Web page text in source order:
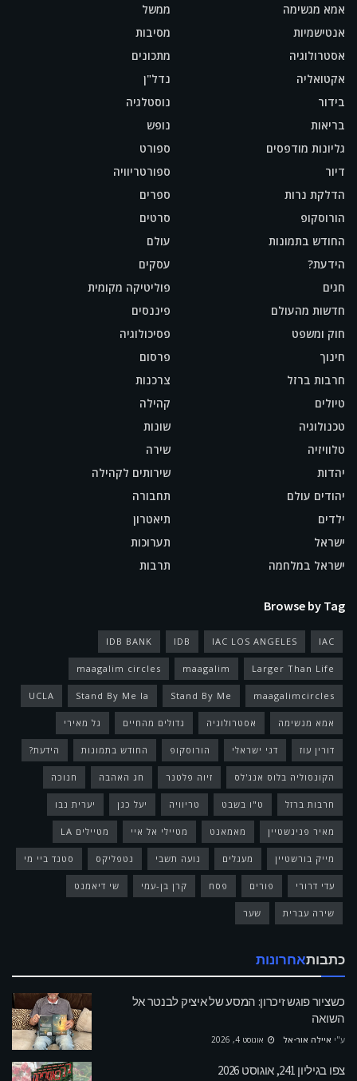
אמא מגשימה
אנטישמיות
אסטרולוגיה
אקטואליה
בידור
בריאות
גליונות מודפסים
דיור
הדלקת נרות
הורוסקופ
החודש בתמונות
הידעת?
חגים
חדשות מהעולם
חוק ומשפט
חינוך
חרבות ברזל
טיולים
טכנולוגיה
טלוויזיה
יהדות
יהודים עולם
ילדים
ישראל
ישראל במלחמה
ממשל
מסיבות
מתכונים
נדל"ן
נוסטלגיה
נופש
ספורט
ספורטריוויה
ספרים
סרטים
עולם
עסקים
פוליטיקה מקומית
פיננסים
פסיכולוגיה
פרסום
צרכנות
קהילה
שונות
שירה
שירותים לקהילה
תחבורה
תיאטרון
תערוכות
תרבות
Browse by Tag
IAC
IAC LOS ANGELES
IDB
IDB BANK
Larger Than Life
maagalim
maagalim circles
maagalimcircles
Stand By Me
Stand By Me la
UCLA
אמא מגשימה אסטרולוגיה גדולים מהחיים גל מאירי
דורין עוז דני ישראלי הורוסקופ החודש בתמונות הידעת?
הקונסוליה בלוס אנג'לס זיוה פלטנר חג האהבה חנוכה
חרבות ברזל ט"ו בשבט טריוויה יעל כגן יערית נבו
מאיר פניגשטיין מאמאנט מטיילי אל איי מטיילים LA
מייק בורשטיין מעגלים נועה תשבי נטפליקס סטנד ביי מי
עדי דרורי פורים פסח קרן בן-עמי שי דיאמנט
שירה עברית שער
כתבותאחרונות
כשציור פוגש זיכרון: המסע של איציק לבנטר אל
השואה
ע"י איילה אור-אל אוגוסט 4, 2026
צפו בגיליון 241, אוגוסט 2026